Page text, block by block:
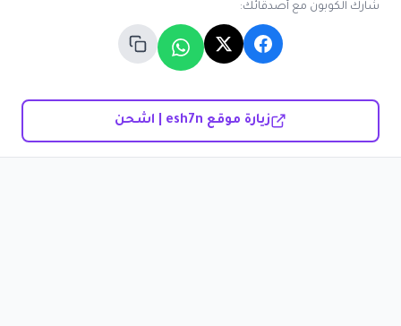
شارك الكوبون مع أصدقائك:
زيارة موقع esh7n | اشحن